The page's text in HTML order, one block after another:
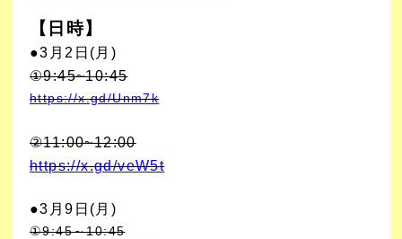
【日時】
●3月2日(月)
①9:45~10:45
https://x.gd/Unm7k
②11:00~12:00
https://x.gd/veW5t
●3月9日 (月)
①9:45～10:45